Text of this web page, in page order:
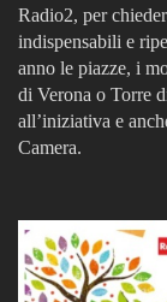
Radio2, per
indispensabili e
anno le piazze, i
di Verona o Torre
all’iniziativa e
Camera.